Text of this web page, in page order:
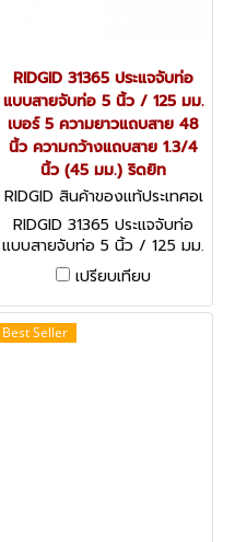
RIDGID 31365 ประแจจับท่อ
แบบสายจับท่อ 5 นิ้ว / 125 มม.
เบอร์ 5 ความยาวแถบสาย 48
นิ้ว ความกว้างแถบสาย 1.3/4
นิ้ว (45 มม.) ริดยิท
RIDGID สินค้าของแท้ประเทศอเ
มริกา 31365
RIDGID 31365 ประแจจับท่อ
แบบสายจับท่อ 5 นิ้ว / 125 มม.
เบอร์ 5 ความยาวแถบสาย 48
นิ้ว ความกว้างแถบสาย 1.3/4
นิ้ว (45 มม.) ริดยิท
เปรียบเทียบ
Best Seller